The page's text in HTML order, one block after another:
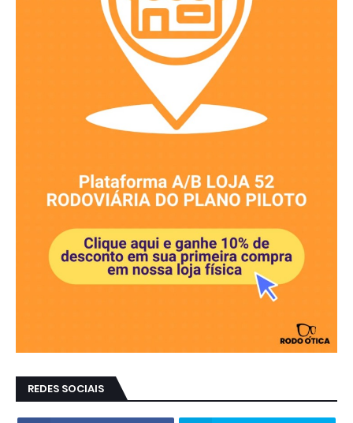
REDES SOCIAIS